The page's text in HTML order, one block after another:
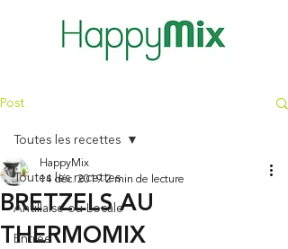
Post
Toutes les recettes
Antillaise ou Locale
Entrée
Toutes les recettes
BRETZELS AU
THERMOMIX
HappyMix
14 déc. 2019 2 min de lecture